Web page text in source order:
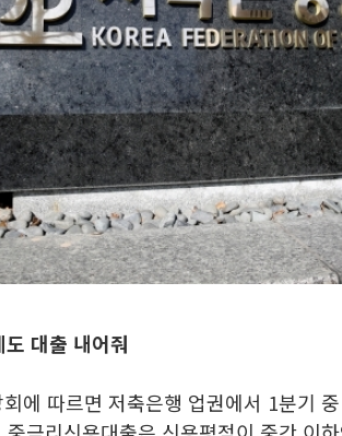
대출 내어줘
에 따르면 저축은행 업권에서 1분기